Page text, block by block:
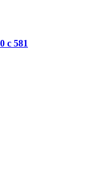
c 581